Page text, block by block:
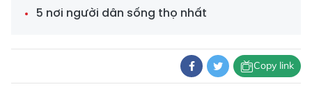
5 nơi người dân sống thọ nhất
Copy link